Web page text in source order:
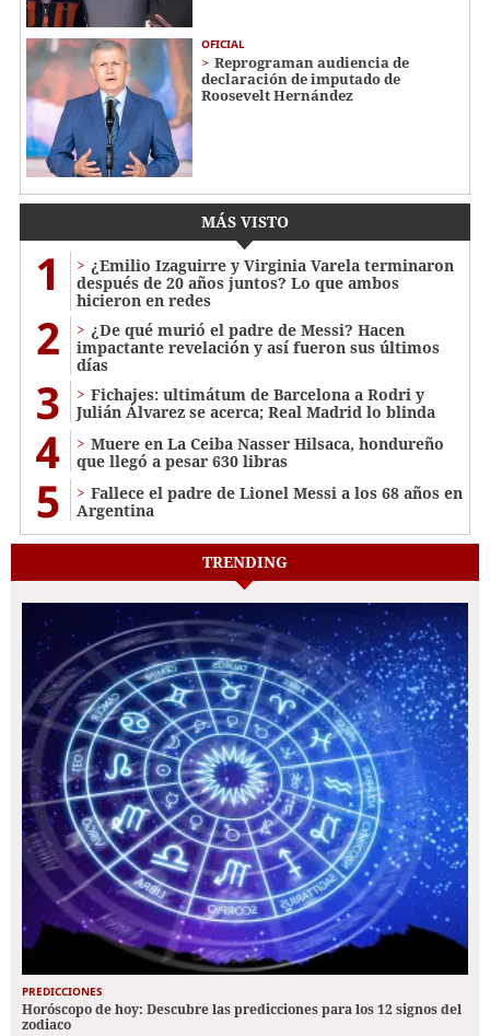
OFICIAL
Reprograman audiencia de
declaración de imputado de
Roosevelt Hernández
MÁS VISTO
1
¿Emilio Izaguirre y Virginia Varela terminaron
después de 20 años juntos? Lo que ambos
hicieron en redes
2
¿De qué murió el padre de Messi? Hacen
impactante revelación y así fueron sus últimos
días
3
Fichajes: ultimátum de Barcelona a Rodri y
Julián Álvarez se acerca; Real Madrid lo blinda
4
Muere en La Ceiba Nasser Hilsaca, hondureño
que llegó a pesar 630 libras
5
Fallece el padre de Lionel Messi a los 68 años en
Argentina
TRENDING
PREDICCIONES
Horóscopo de hoy: Descubre las predicciones para los 12 signos del
zodiaco